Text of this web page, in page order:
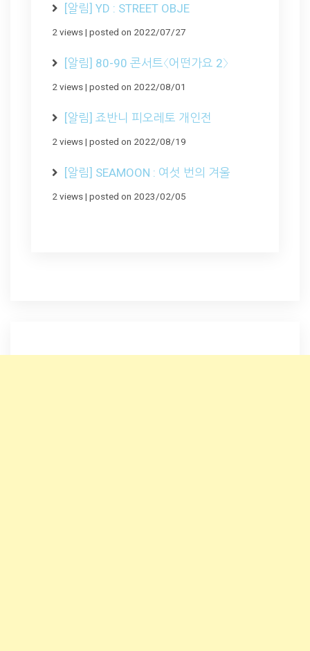
[알림] YD : STREET OBJE
2 views| posted on 2022/07/27
[알림] 80-90 콘서트〈어떤가요 2〉
2 views| posted on 2022/08/01
[알림] 죠반니 피오레토 개인전
2 views| posted on 2022/08/19
[알림] SEAMOON : 여섯 번의 겨울
2 views| posted on 2023/02/05